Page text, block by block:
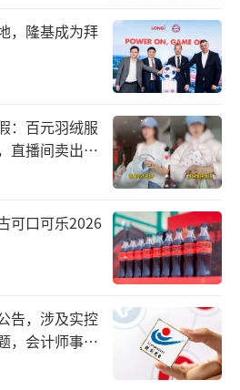
除安踏主品牌外，还包括F
（Descente）与可隆（K
芬体育集团（Amer Sport
蒙和威尔胜，以及MAIA A
定位大众市场，专注性价
品类为综合训练、篮球、
主研发（如氮科技中底、
斐乐）定位高端运动时
潮流与品质的年轻消费
，隆基成为拜
：百元羽绒服
直播间卖出超
可口可乐2026
告，涉及实控
，会计师事务